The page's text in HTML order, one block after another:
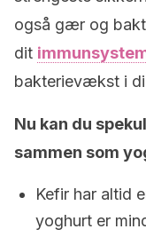
også gær og
dit
bakterievækst i
Nu kan du
sammen som
Kefir har altid
yoghurt er